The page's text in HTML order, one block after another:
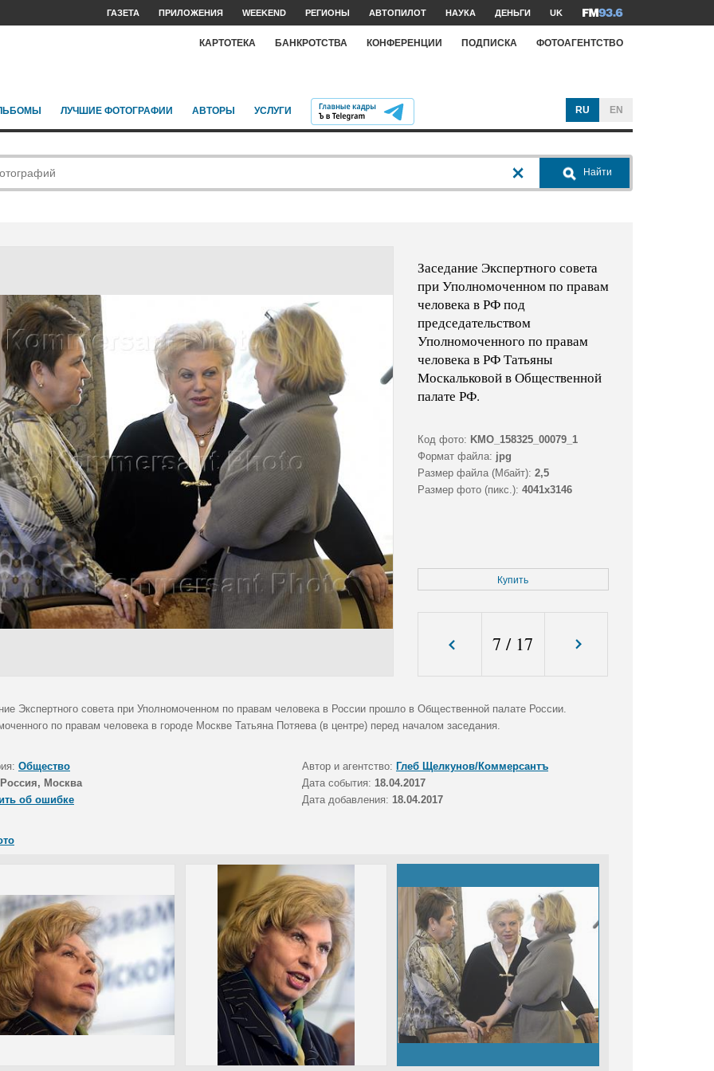
ГАЗЕТА ПРИЛОЖЕНИЯ WEEKEND РЕГИОНЫ АВТОПИЛОТ НАУКА ДЕНЬГИ UK
КАРТОТЕКА БАНКРОТСТВА КОНФЕРЕНЦИИ ПОДПИСКА ФОТОАГЕНТСТВО
ЛУЧШИЕ ФОТОГРАФИИ АВТОРЫ УСЛУГИ RU EN
Найти
Заседание Экспертного совета
при Уполномоченном по правам
человека в РФ под
председательством
Уполномоченного по правам
человека в РФ Татьяны
Москальковой в Общественной
палате РФ.
Код фото: KMO_158325_00079_1
Формат файла: jpg
Размер файла (Мбайт): 2,5
Размер фото (пикс.): 4041x3146
Купить
7 / 17
Экспертного совета при Уполномоченном по правам человека в России прошло в Общественной палате России.
по правам человека в городе Москве Татьяна Потяева (в центре) перед началом заседания.
Общество Автор и агентство: Глеб Щелкунов/Коммерсантъ
Россия, Москва Дата события: 18.04.2017
об ошибке
Дата добавления: 18.04.2017